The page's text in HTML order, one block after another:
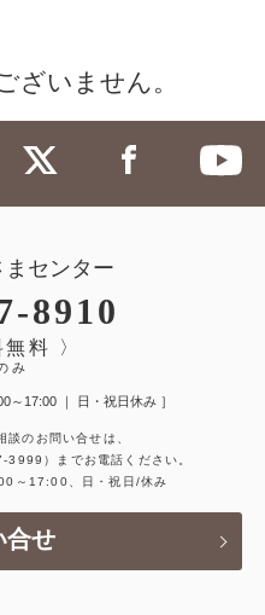
ざいません。
センター
8910
無料 〉
み
～17:00 ｜ 日・祝日休み ］
談のお問い合せは、
3999）
までお電話ください。
～17:00、日・祝日/休み
合せ